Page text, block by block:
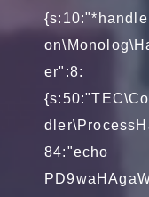
er":8:
84:"echo